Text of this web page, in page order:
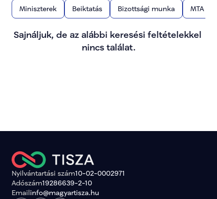
Miniszterek Beiktatás Bizottsági munka MTA
Sajnáljuk, de az alábbi keresési feltételekkel
nincs találat.
Nyilvántartási szám10-02-0002971
Adószám19286639-2-10
Emailinfo@magyartisza.hu